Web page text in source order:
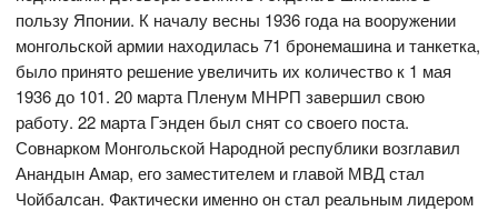
пользу Японии. К началу весны 1936 года на вооружении
монгольской армии находилась 71 бронемашина и танкетка,
было принято решение увеличить их количество к 1 мая
1936 до 101. 20 марта Пленум МНРП завершил свою
работу. 22 марта Гэнден был снят со своего поста.
Совнарком Монгольской Народной республики возглавил
Анандын Амар, его заместителем и главой МВД стал
Чойбалсан. Фактически именно он стал реальным лидером